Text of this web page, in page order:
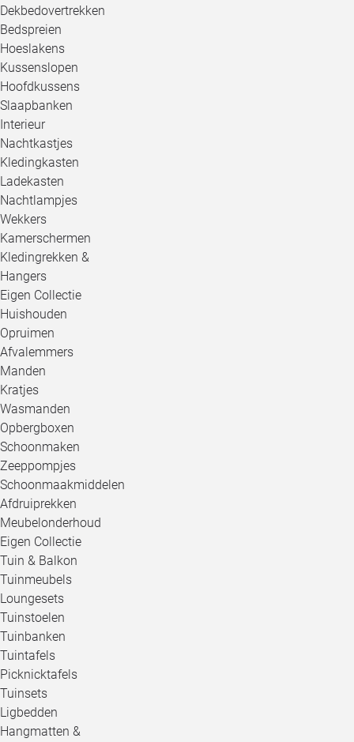
Dekbedovertrekken
Bedspreien
Hoeslakens
Kussenslopen
Hoofdkussens
Slaapbanken
Interieur
Nachtkastjes
Kledingkasten
Ladekasten
Nachtlampjes
Wekkers
Kamerschermen
Kledingrekken &
Hangers
Eigen Collectie
Huishouden
Opruimen
Afvalemmers
Manden
Kratjes
Wasmanden
Opbergboxen
Schoonmaken
Zeeppompjes
Schoonmaakmiddelen
Afdruiprekken
Meubelonderhoud
Eigen Collectie
Tuin & Balkon
Tuinmeubels
Loungesets
Tuinstoelen
Tuinbanken
Tuintafels
Picknicktafels
Tuinsets
Ligbedden
Hangmatten &